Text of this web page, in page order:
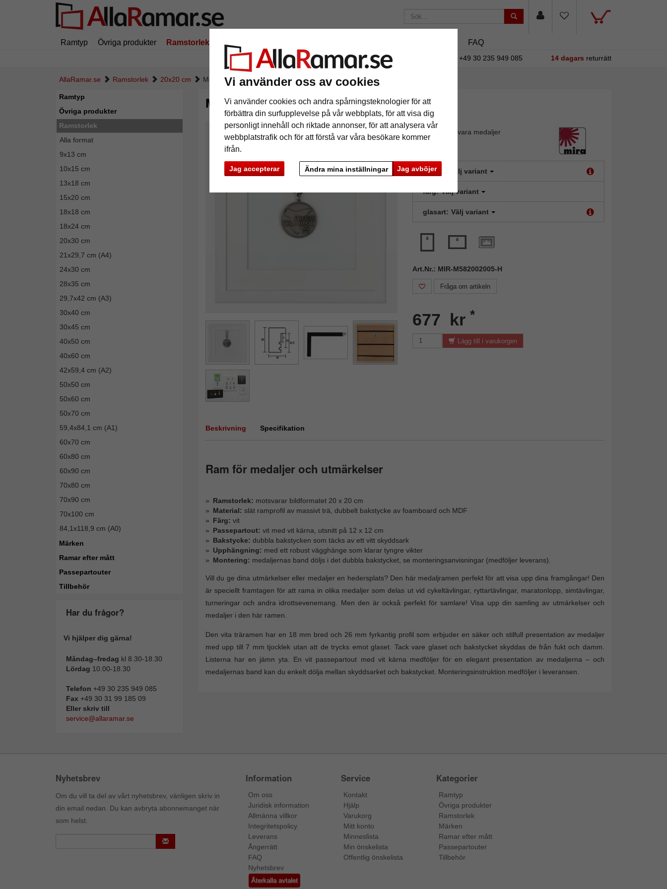
Vi använder oss av cookies
Vi använder cookies och andra spårningsteknologier för att
förbättra din surfupplevelse på vår webbplats, för att visa dig
personligt innehåll och riktade annonser, för att analysera vår
webbplatstrafik och för att förstå var våra besökare kommer
ifrån.
Jag accepterar Jag avböjer
Ändra mina inställningar
Ramtyp Övriga produkter Ramstorlek FAQ
195 kr i leveranskostnad.Oavsett hur mycket du beställer. +49 30 235 949 085 14 dagars returrätt
AllaRamar.se Ramstorlek 20x20 cm Medaljram 20x20 cm, vit
Ramtyp
Övriga produkter
Ramstorlek
Alla format
9x13 cm
10x15 cm
13x18 cm
15x20 cm
18x18 cm
18x24 cm
20x30 cm
21x29,7 cm (A4)
24x30 cm
28x35 cm
29,7x42 cm (A3)
30x40 cm
30x45 cm
40x50 cm
40x60 cm
42x59,4 cm (A2)
50x50 cm
50x60 cm
50x70 cm
59,4x84,1 cm (A1)
60x70 cm
60x80 cm
60x90 cm
70x80 cm
70x90 cm
70x100 cm
84,1x118,9 cm (A0)
Märken
Ramar efter mått
Passepartouter
Tillbehör
Har du frågor?
Vi hjälper dig gärna!
Måndag–fredag kl 8.30-18.30
Lördag 10.00-18.30
Telefon +49 30 235 949 085
Fax +49 30 31 99 185 09
Eller skriv till
service@allaramar.se
Medaljram 20x20 cm, vit
Ram för att bevara medaljer
format: Välj variant
färg: Välj variant
glasart: Välj variant
Art.Nr.: MIR-M582002005-H
Fråga om artikeln
677 kr *
Lägg till i varukorgen
Beskrivning Specifikation
Ram för medaljer och utmärkelser
Ramstorlek: motsvarar bildformatet 20 x 20 cm
Material: slät ramprofil av massivt trä, dubbelt bakstycke av foamboard och MDF
Färg: vit
Passepartout: vit med vit kärna, utsnitt på 12 x 12 cm
Bakstycke: dubbla bakstycken som täcks av ett vitt skyddsark
Upphängning: med ett robust vägghänge som klarar tyngre vikter
Montering: medaljernas band döljs i det dubbla bakstycket, se monteringsanvisningar (medföljer leverans).
Vill du ge dina utmärkelser eller medaljer en hedersplats? Den här medaljramen perfekt för att visa upp dina framgångar! Den
är speciellt framtagen för att rama in olika medaljer som delas ut vid cykeltävlingar, ryttartävlingar, maratonlopp, simtävlingar,
turneringar och andra idrottsevenemang. Men den är också perfekt för samlare! Visa upp din samling av utmärkelser och
medaljer i den här ramen.
Den vita träramen har en 18 mm bred och 26 mm fyrkantig profil som erbjuder en säker och stilfull presentation av medaljer
med upp till 7 mm tjocklek utan att de trycks emot glaset. Tack vare glaset och bakstycket skyddas de från fukt och damm.
Listerna har en jämn yta. En vit passepartout med vit kärna medföljer för en elegant presentation av medaljerna – och
medaljernas band kan du enkelt dölja mellan skyddsarket och bakstycket. Monteringsinstruktion medföljer i leveransen.
Nyhetsbrev
Om du vill ta del av vårt nyhetsbrev, vänligen skriv in
din email nedan. Du kan avbryta abonnemanget när
som helst.
Information
Om oss
Juridisk information
Allmänna villkor
Integritetspolicy
Leverans
Ångerrätt
FAQ
Nyhetsbrev
Återkalla avtalet
Service
Kontakt
Hjälp
Varukorg
Mitt konto
Minneslista
Min önskelista
Offentlig önskelista
Kategorier
Ramtyp
Övriga produkter
Ramstorlek
Märken
Ramar efter mått
Passepartouter
Tillbehör